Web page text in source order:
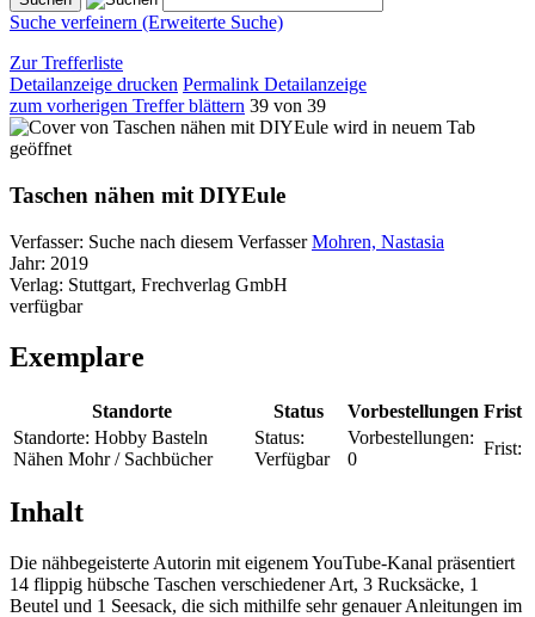
Suche verfeinern (Erweiterte Suche)
Zur Trefferliste
Detailanzeige drucken Permalink Detailanzeige
zum vorherigen Treffer blättern 39 von 39
wird in neuem Tab
geöffnet
Taschen nähen mit DIYEule
Verfasser: Suche nach diesem Verfasser Mohren, Nastasia
Jahr: 2019
Verlag: Stuttgart, Frechverlag GmbH
verfügbar
Exemplare
Standorte Status Vorbestellungen Frist
Standorte: Hobby Basteln
Nähen Mohr / Sachbücher
Status:
Verfügbar
Vorbestellungen:
0
Frist:
Inhalt
Die nähbegeisterte Autorin mit eigenem YouTube-Kanal präsentiert
14 flippig hübsche Taschen verschiedener Art, 3 Rucksäcke, 1
Beutel und 1 Seesack, die sich mithilfe sehr genauer Anleitungen im